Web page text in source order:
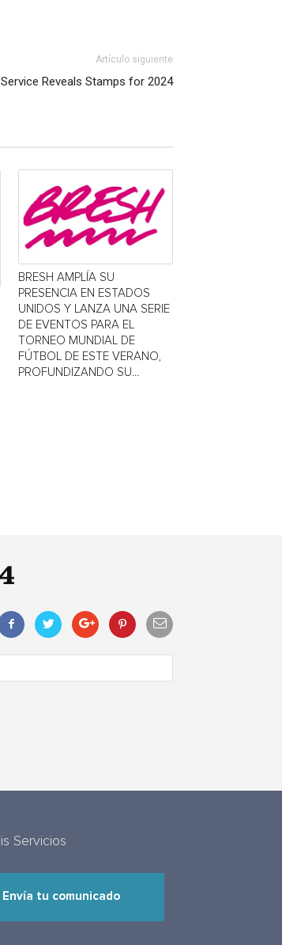
Artículo siguiente
Reveals Stamps for 2024
BRESH AMPLÍA SU
PRESENCIA EN ESTADOS
UNIDOS Y LANZA UNA SERIE
DE EVENTOS PARA EL
TORNEO MUNDIAL DE
FÚTBOL DE ESTE VERANO,
PROFUNDIZANDO SU...
Servicios
Envía tu comunicado